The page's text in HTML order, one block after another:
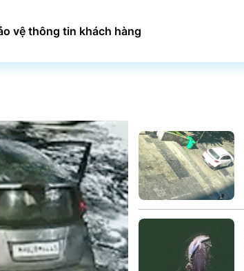
vệ thông tin khách hàng